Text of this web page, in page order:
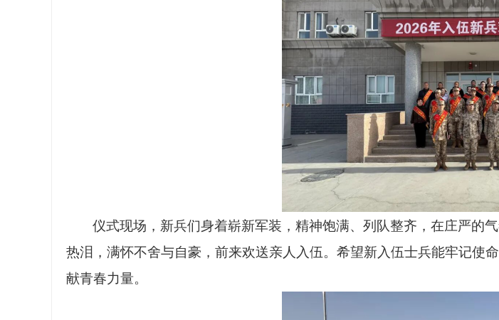
仪式现场，新兵们身着崭新军装，精神饱满、列队整齐，在庄严的
热泪，满怀不舍与自豪，前来欢送亲人入伍。希望新入伍士兵能牢记使
献青春力量。